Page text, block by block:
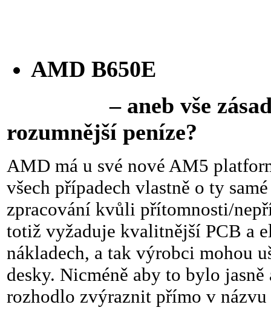
AMD B650E
– aneb vše zásadní
rozumnější peníze?
AMD má u své nové AM5
všech případech vlastně o ty
zpracování kvůli přítomnosti/
totiž vyžaduje kvalitnější PCB a
nákladech, a tak výrobci mohou
desky. Nicméně aby to bylo
rozhodlo zvýraznit přímo v názvu